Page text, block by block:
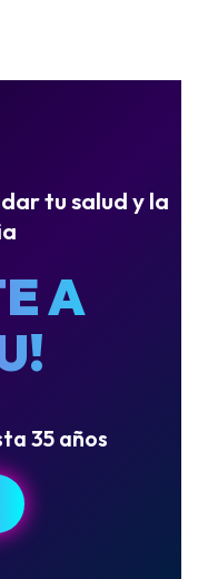
tu salud y la
A
35 años